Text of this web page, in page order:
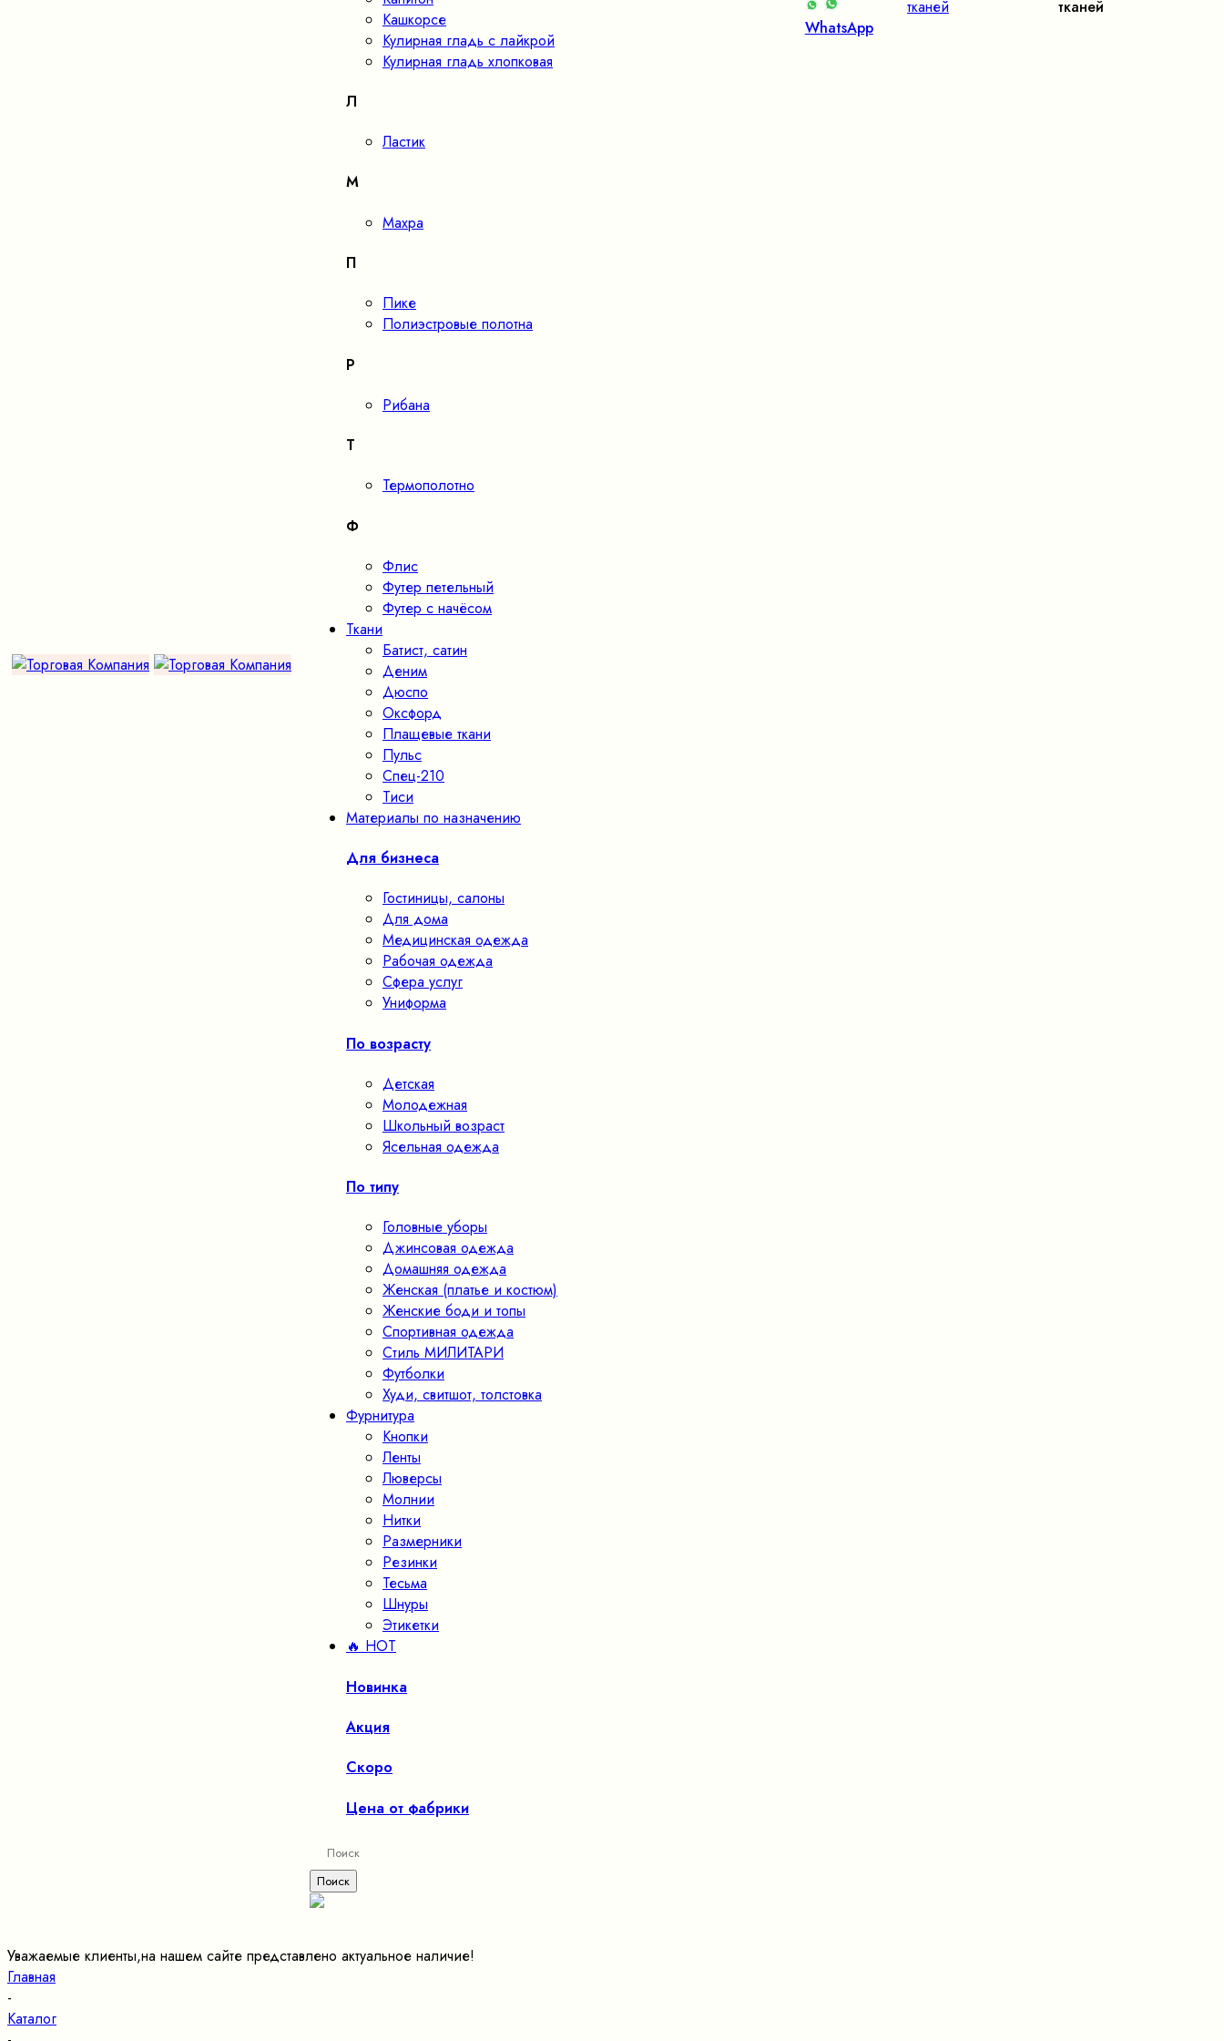
WhatsApp
тканей
тканей
Кашкорсе
Кулирная гладь с лайкрой
Кулирная гладь хлопковая
Л
Ластик
М
Махра
П
Пике
Полиэстровые полотна
Р
Рибана
Т
Термополотно
Ф
Флис
Футер петельный
Футер с начёсом
Ткани
Батист, сатин
Деним
Дюспо
Оксфорд
Плащевые ткани
Пульс
Спец-210
Тиси
Материалы по назначению
Для бизнеса
Гостиницы, салоны
Для дома
Медицинская одежда
Рабочая одежда
Сфера услуг
Униформа
По возрасту
Детская
Молодежная
Школьный возраст
Ясельная одежда
По типу
Головные уборы
Джинсовая одежда
Домашняя одежда
Женская (платье и костюм)
Женские боди и топы
Спортивная одежда
Стиль МИЛИТАРИ
Футболки
Худи, свитшот, толстовка
Фурнитура
Кнопки
Ленты
Люверсы
Молнии
Нитки
Размерники
Резинки
Тесьма
Шнуры
Этикетки
🔥 HOT
Новинка
Акция
Скоро
Цена от фабрики
Уважаемые клиенты,на нашем сайте представлено актуальное наличие!
Главная
-
Каталог